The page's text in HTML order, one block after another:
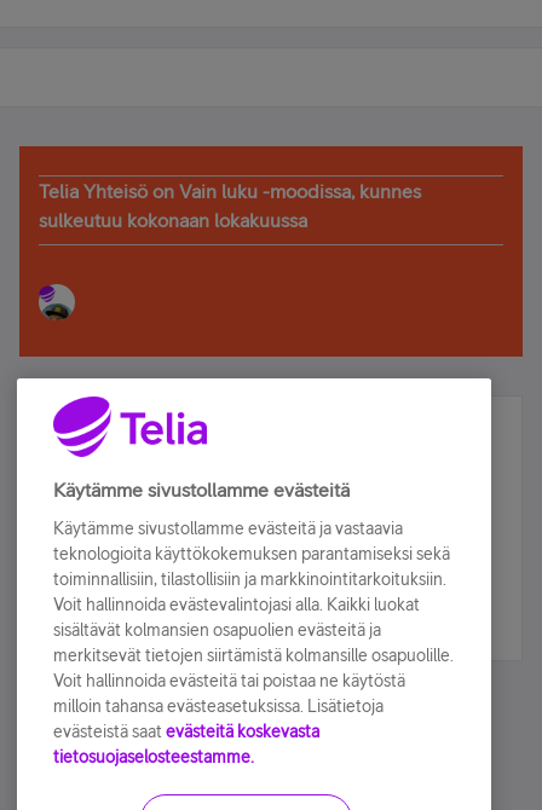
Telia Yhteisö on Vain luku -moodissa, kunnes
sulkeutuu kokonaan lokakuussa
Älä jää paitsi – osallistu ja voita!
Tilaa Telian uutiskirje ja olet mukana arvonnassa.
sähköpostiisi.
Tilaa nyt
Käytämme sivustollamme evästeitä
Käytämme sivustollamme evästeitä ja vastaavia
teknologioita käyttökokemuksen parantamiseksi sekä
toiminnallisiin, tilastollisiin ja markkinointitarkoituksiin.
Voit hallinnoida evästevalintojasi alla. Kaikki luokat
sisältävät kolmansien osapuolien evästeitä ja
merkitsevät tietojen siirtämistä kolmansille osapuolille.
Voit hallinnoida evästeitä tai poistaa ne käytöstä
milloin tahansa evästeasetuksissa. Lisätietoja
evästeistä saat evästeitä koskevasta
tietosuojaselosteestamme.